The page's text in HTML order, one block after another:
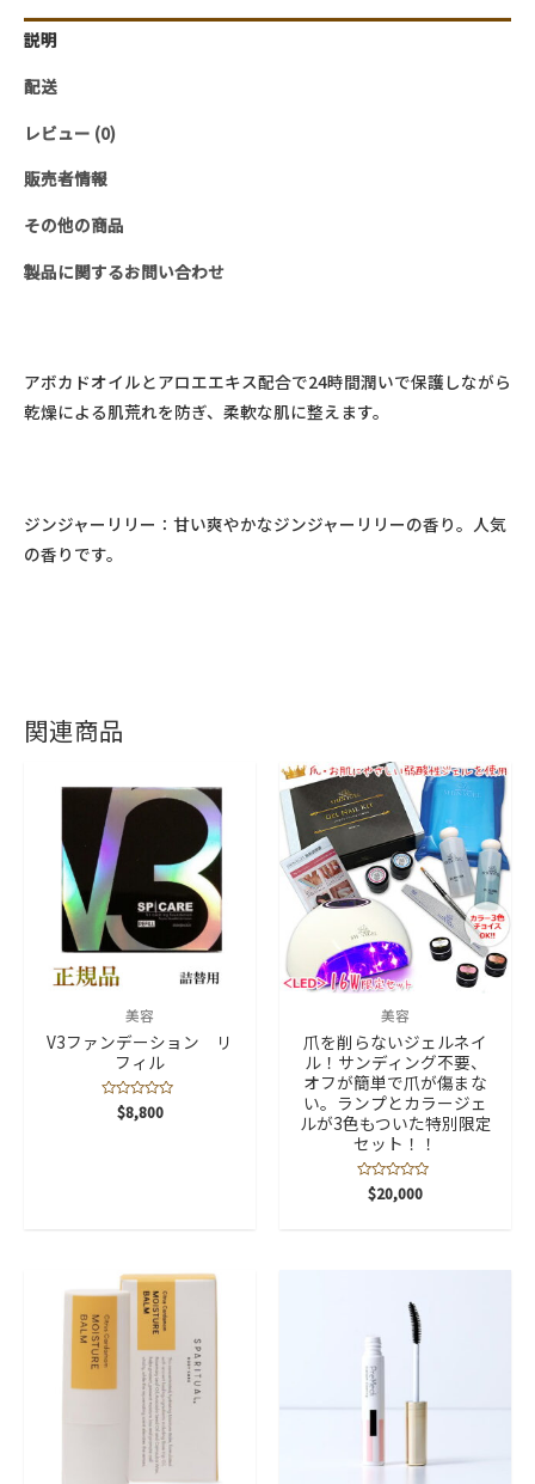
ー
ス
ハ
ド
＆
デ
ィ
ョ
ン
説明
配送
レビュー (0)
販売者情報
その他の商品
製品に関するお問い合わせ
アボカドオイルとアロエエキス配合で24時間潤いで保護しながら
乾燥による肌荒れを防ぎ、柔軟な肌に整えます。
ジンジャーリリー：甘い爽やかなジンジャーリリーの香り。人気
の香りです。
関連商品
美容
V3ファンデーション リ
フィル
$8,800
美容
爪を削らないジェルネイ
ル！サンディング不要、
オフが簡単で爪が傷まな
い。ランプとカラージェ
ルが3色もついた特別限定
セット！！
段$20,000